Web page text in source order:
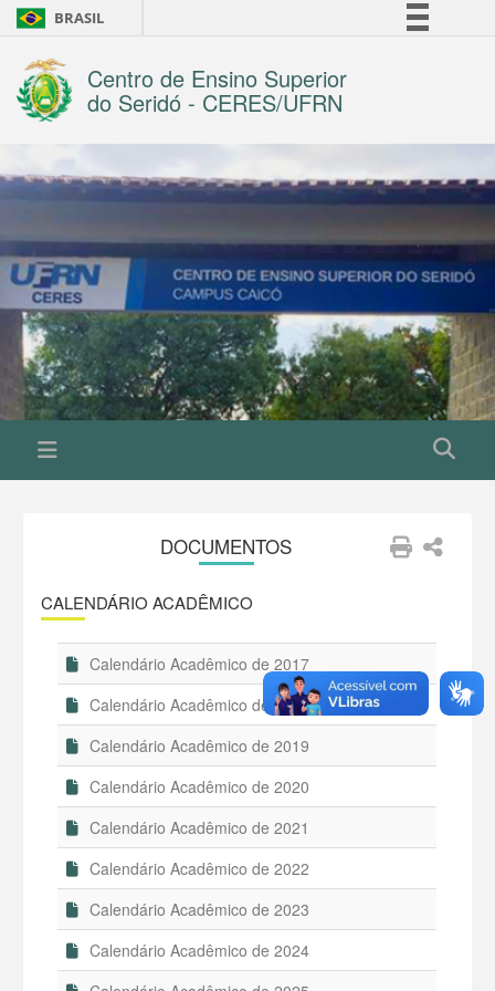
BRASIL
Comunica BR
Legislação
Centro de Ensino Superior
do Seridó - CERES/UFRN
DOCUMENTOS
CALENDÁRIO ACADÊMICO
Calendário Acadêmico de 2017
Calendário Acadêmico de 2018
Calendário Acadêmico de 2019
Calendário Acadêmico de 2020
Calendário Acadêmico de 2021
Calendário Acadêmico de 2022
Calendário Acadêmico de 2023
Calendário Acadêmico de 2024